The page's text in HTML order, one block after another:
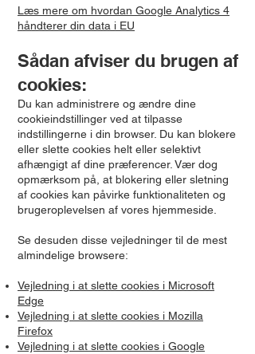
Læs mere om hvordan Google Analytics 4
håndterer din data i EU
Sådan afviser du brugen af
cookies:
Du kan administrere og ændre dine
cookieindstillinger ved at tilpasse
indstillingerne i din browser. Du kan blokere
eller slette cookies helt eller selektivt
afhængigt af dine præferencer. Vær dog
opmærksom på, at blokering eller sletning
af cookies kan påvirke funktionaliteten og
brugeroplevelsen af vores hjemmeside.
Se desuden disse vejledninger til de mest
almindelige browsere:
Vejledning i at slette cookies i Microsoft
Edge
Vejledning i at slette cookies i Mozilla
Firefox
Vejledning i at slette cookies i Google